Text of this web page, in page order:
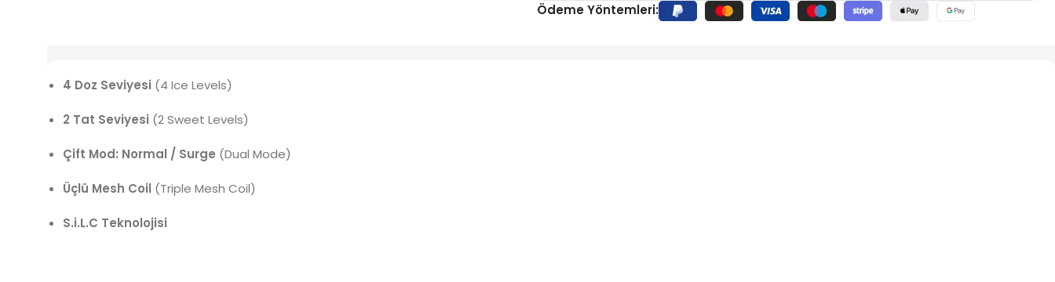
Ödeme Yöntemleri:
4 Doz Seviyesi (4 Ice Levels)
2 Tat Seviyesi (2 Sweet Levels)
Çift Mod: Normal / Surge (Dual Mode)
Üçlü Mesh Coil (Triple Mesh Coil)
S.i.L.C Teknolojisi